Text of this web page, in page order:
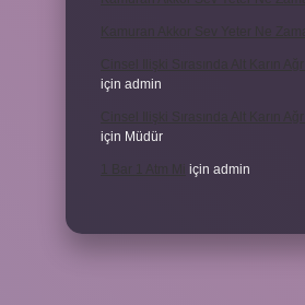
için admin
için Müdür
için admin